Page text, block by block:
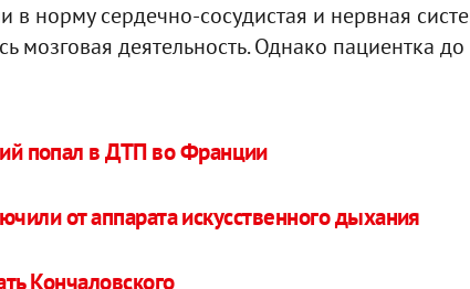
в норму сердечно-сосудистая и нервная
мозговая деятельность. Однако пациентка
попал в ДТП во Франции
от аппарата искусственного дыхания
Кончаловского